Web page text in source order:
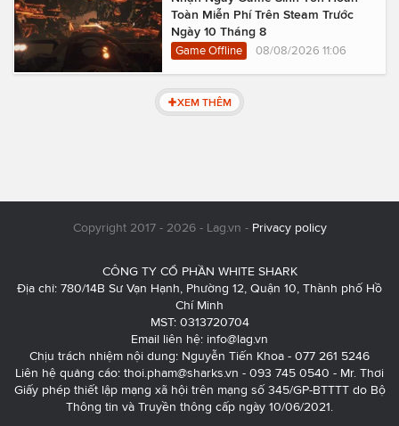
Toàn Miễn Phí Trên Steam Trước
Ngày 10 Tháng 8
Game Offline 08/08/2026 11:06
XEM THÊM
Copyright 2017 - 2026 - Lag.vn - Privacy policy
CÔNG TY CỔ PHẦN WHITE SHARK
Địa chỉ: 780/14B Sư Vạn Hạnh, Phường 12, Quận 10, Thành phố Hồ
Chí Minh
MST: 0313720704
Email liên hệ: info@lag.vn
Chịu trách nhiệm nội dung: Nguyễn Tiến Khoa - 077 261 5246
Liên hệ quảng cáo: thoi.pham@sharks.vn - 093 745 0540 - Mr. Thơi
Giấy phép thiết lập mạng xã hội trên mạng số 345/GP-BTTTT do Bộ
Thông tin và Truyền thông cấp ngày 10/06/2021.